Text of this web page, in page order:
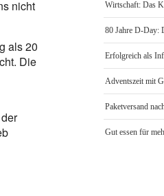
nicht
als 20
Die
Wirtschaft: Das
80 Jahre D-Day:
Erfolgreich als
Adventszeit mit
Paketversand
Gut essen für